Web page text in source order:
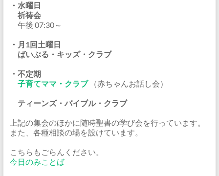
・水曜日
祈祷会
午後 07:30～
・月1回土曜日
ばいぶる・キッズ・クラブ
・不定期
子育てママ・クラブ（赤ちゃんお話し会）
ティーンズ・バイブル・クラブ
上記の集会のほかに随時聖書の学び会を行っています。
また、各種相談の場を設けています。
こちらもごらんください。
今日のみことば